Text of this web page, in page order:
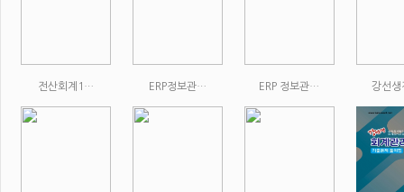
전산회계1… ERP정보관… ERP 정보관… 강선